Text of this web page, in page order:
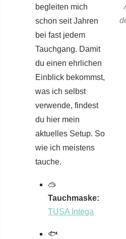
begleiten mich
schon seit Jahren
bei fast jedem
Tauchgang. Damit
du einen ehrlichen
Einblick bekommst,
was ich selbst
verwende, findest
du hier mein
aktuelles Setup. So
wie ich meistens
tauche.
🥽
Tauchmaske:
TUSA Intega
🐟